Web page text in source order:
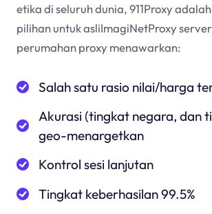
etika di seluruh dunia, 911Proxy
pilihan untuk asliImagiNetProxy
perumahan proxy menawarkan:
Salah satu rasio nilai/harga
Akurasi (tingkat negara, dan
geo-menargetkan
Kontrol sesi lanjutan
Tingkat keberhasilan 99.5%